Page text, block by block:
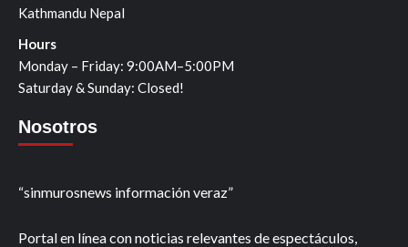
Kathmandu Nepal
Hours
Monday – Friday: 9:00AM–5:00PM
Saturday & Sunday: Closed!
Nosotros
“sinmurosnews información veraz”
Portal en línea con noticias relevantes de espectáculos,